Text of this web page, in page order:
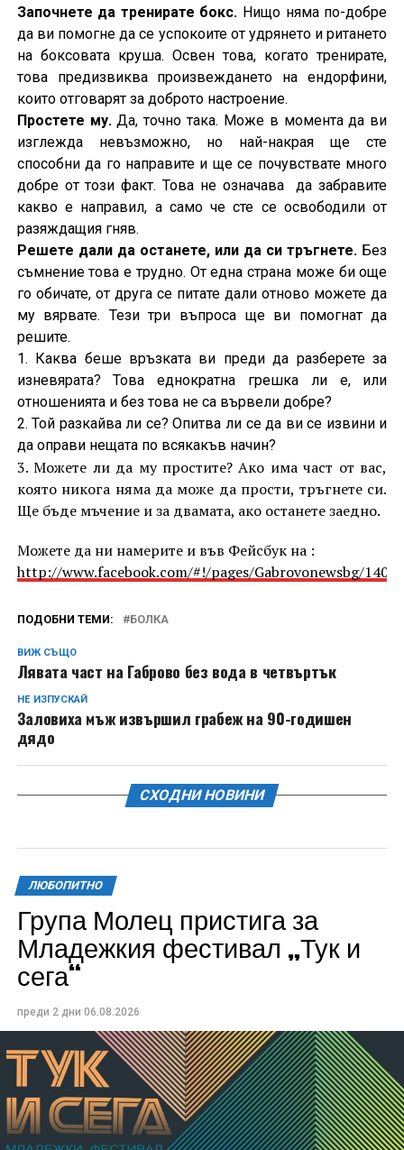
Започнете да тренирате бокс. Нищо няма по-добре
да ви помогне да се успокоите от удрянето и ритането
на боксовата круша. Освен това, когато тренирате,
това предизвиква произвеждането на ендорфини,
които отговарят за доброто настроение.
Простете му.Да, точно така. Може в момента да ви
изглежда невъзможно, но най-накрая ще сте
способни да го направите и ще се почувствате много
добре от този факт. Това не означава да забравите
какво е направил, а само че сте се освободили от
разяждащия гняв.
Решете дали да останете, или да си тръгнете. Без
съмнение това е трудно. От една страна може би още
го обичате, от друга се питате дали отново можете да
му вярвате. Тези три въпроса ще ви помогнат да
решите.
1. Каква беше връзката ви преди да разберете за
изневярата? Това еднократна грешка ли е, или
отношенията и без това не са вървели добре?
2. Той разкайва ли се? Опитва ли се да ви се извини и
да оправи нещата по всякакъв начин?
3. Можете ли да му простите? Ако има част от вас,
която никога няма да може да прости, тръгнете си.
Ще бъде мъчение и за двамата, ако останете заедно.
Можете да ни намерите и във Фейсбук на :
http://www.facebook.com/#!/pages/Gabrovonewsbg/
ПОДОБНИ ТЕМИ: БОЛКА
ВИЖ СЪЩО
Лявата част на Габрово без вода в четвъртък
НЕ ИЗПУСКАЙ
Заловиха мъж извършил грабеж на 90-годишен
дядо
СХОДНИ НОВИНИ
ЛЮБОПИТНО
Група Молец пристига за
Младежкия фестивал „Тук и
сега“
преди 2 дни 06.08.2026